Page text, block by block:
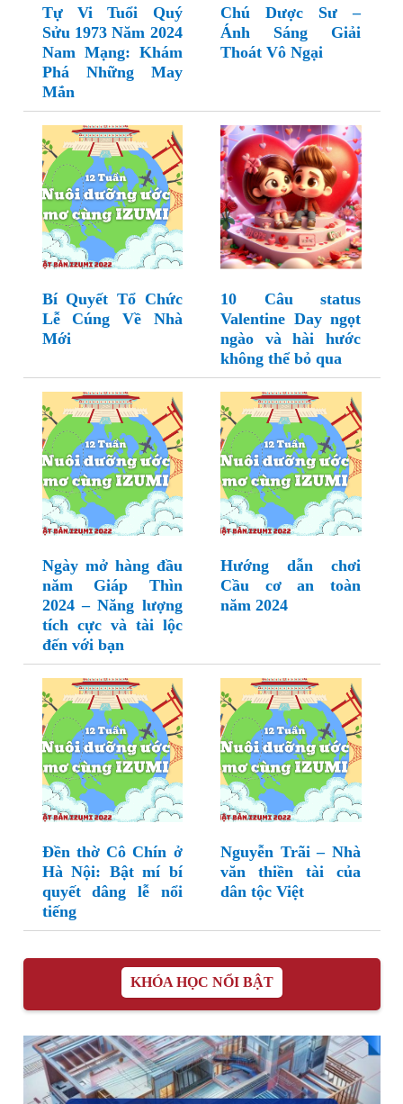
Tự Vi Tuổi Quý
Sửu 1973 Năm 2024
Nam Mạng: Khám
Phá Những May
Mắn
Chú Dược Sư –
Ánh Sáng Giải
Thoát Vô Ngại
Bí Quyết Tổ Chức
Lễ Cúng Về Nhà
Mới
10 Câu status
Valentine Day ngọt
ngào và hài hước
không thể bỏ qua
Ngày mở hàng đầu
năm Giáp Thìn
2024 – Năng lượng
tích cực và tài lộc
đến với bạn
Hướng dẫn chơi
Cầu cơ an toàn
năm 2024
Đền thờ Cô Chín ở
Hà Nội: Bật mí bí
quyết dâng lễ nổi
tiếng
Nguyễn Trãi – Nhà
văn thiền tài của
dân tộc Việt
KHÓA HỌC NỔI BẬT